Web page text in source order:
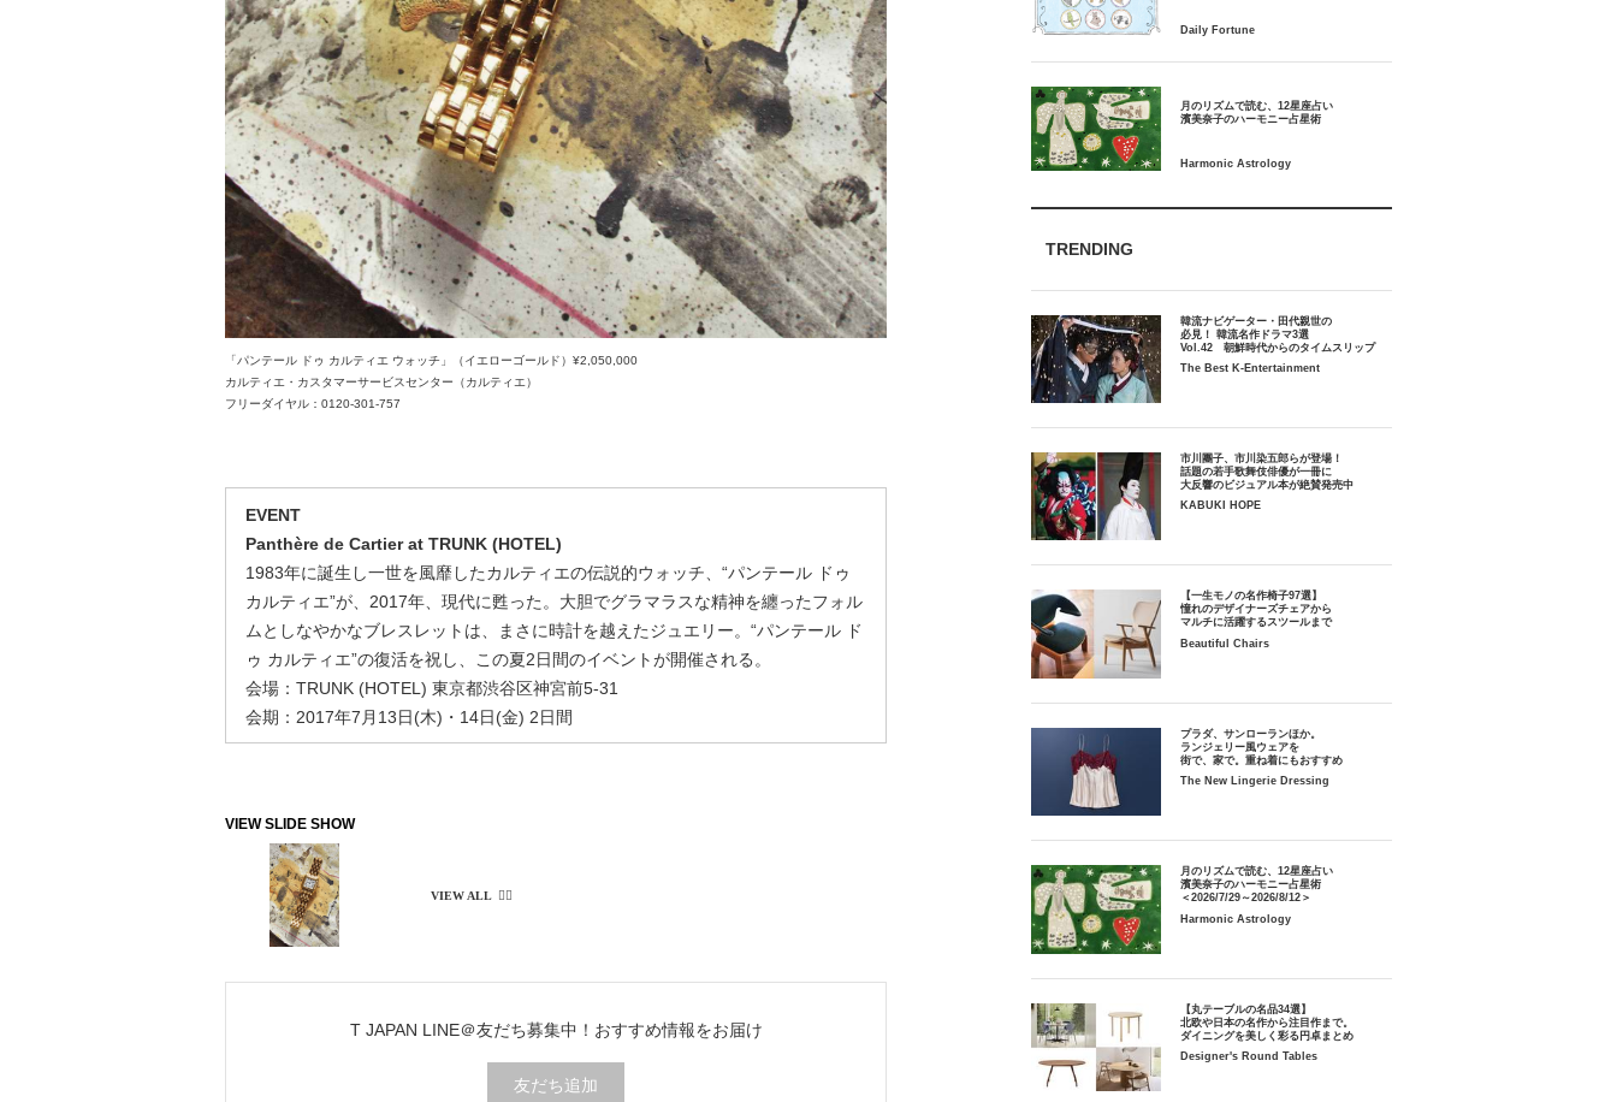
「パンテール ドゥ カルティエ ウォッチ」（イエローゴールド）¥2,050,000
カルティエ・カスタマーサービスセンター（カルティエ）
フリーダイヤル：0120-301-757
EVENT
Panthère de Cartier at TRUNK (HOTEL)
1983年に誕生し一世を風靡したカルティエの伝説的ウォッチ、“パンテール ドゥ
カルティエ”が、2017年、現代に甦った。大胆でグラマラスな精神を纏ったフォル
ムとしなやかなブレスレットは、まさに時計を越えたジュエリー。“パンテール ド
ゥ カルティエ”の復活を祝し、この夏2日間のイベントが開催される。
会場：TRUNK (HOTEL) 東京都渋谷区神宮前5-31
会期：2017年7月13日(木)・14日(金) 2日間
T JAPAN LINE＠友だち募集中！ おすすめ情報をお届け
友だち追加
月のリズムで読む、12星座占い
TRENDING
韓流ナビゲーター・田代親世の
必見！ 韓流名作ドラマ3選
Vol.42 朝鮮時代からのタイムスリップ
The Best K-Entertainment
市川團子、市川染五郎らが登場！
話題の若手歌舞伎俳優が一冊に
大反響のビジュアル本が絶賛発売中
KABUKI HOPE
【一生モノの名作椅子97選】
憧れのデザイナーズチェアから
マルチに活躍するスツールまで
Beautiful Chairs
プラダ、サンローランほか。
ランジェリー風ウェアを
街で、家で。重ね着にもおすすめ
The New Lingerie Dressing
月のリズムで読む、12星座占い
濱美奈子のハーモニー占星術
＜2026/7/29～2026/8/12＞
Harmonic Astrology
【丸テーブルの名品34選】
北欧や日本の名作から注目作まで。
ダイニングを美しく彩る円卓まとめ
Designer's Round Tables